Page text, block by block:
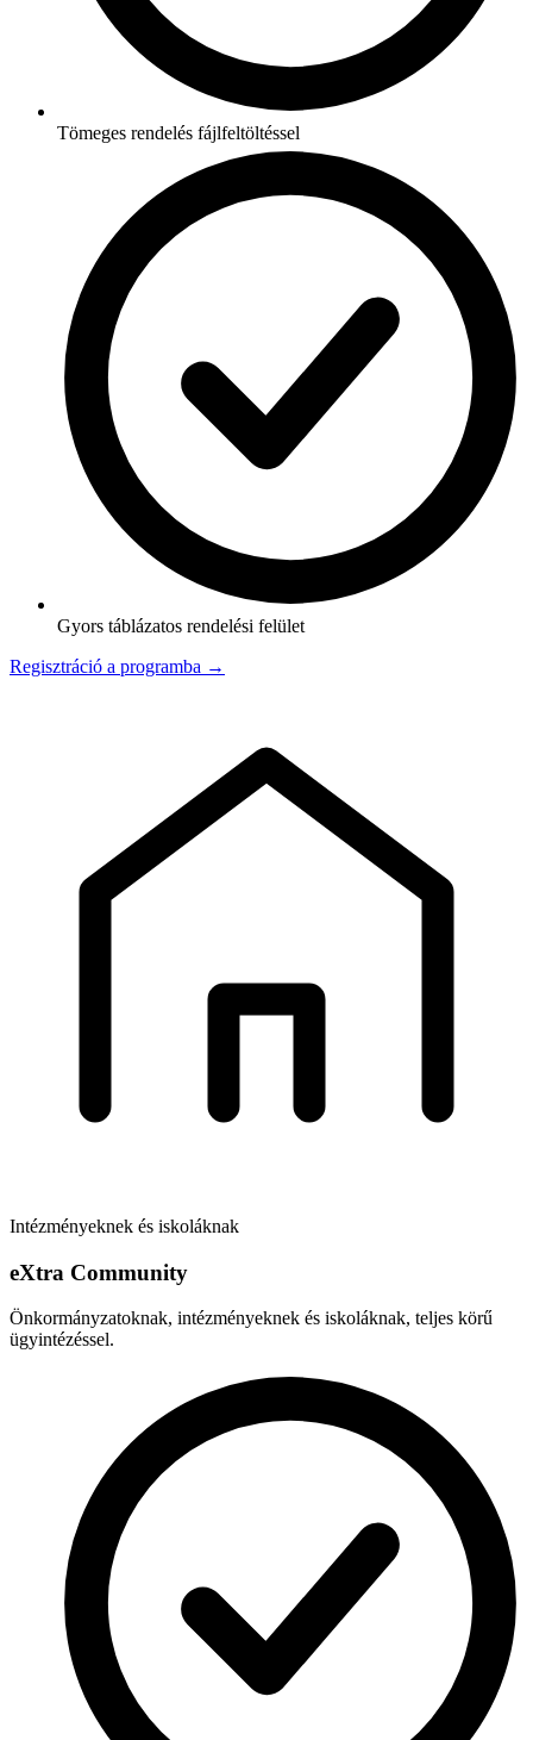
Tömeges rendelés fájlfeltöltéssel
Gyors táblázatos rendelési felület
Regisztráció a programba →
Intézményeknek és iskoláknak
eXtra Community
Önkormányzatoknak, intézményeknek és iskoláknak, teljes körű
ügyintézéssel.